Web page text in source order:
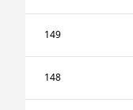
149
148